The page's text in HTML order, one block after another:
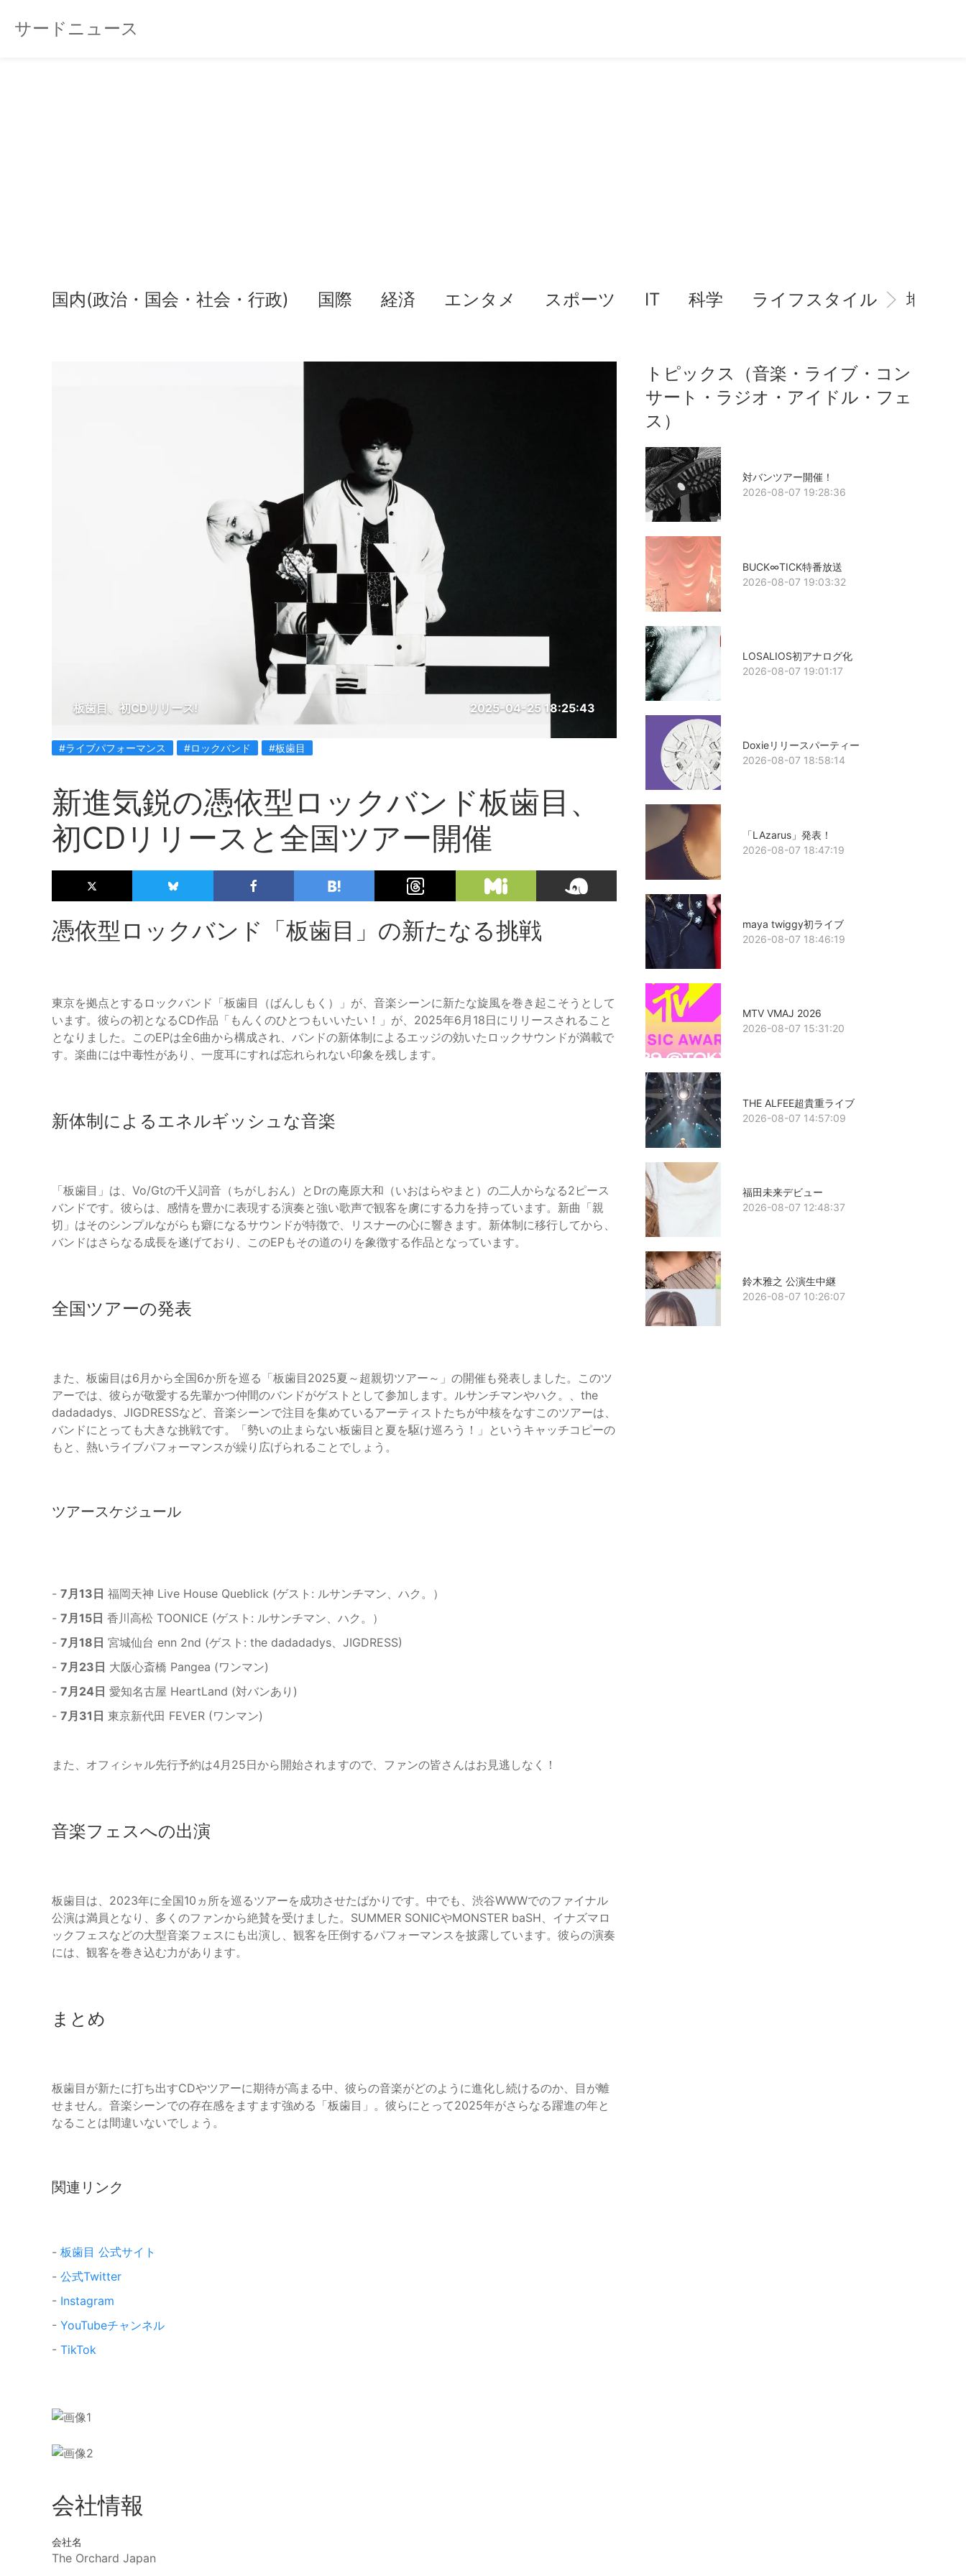
サードニュース
国内(政治・国会・社会・行政) 国際 経済 エンタメ スポーツ IT 科学 ライフスタイル 地域情
板歯目、初CDリリース! 2025-04-25 18:25:43
#ライブパフォーマンス #ロックバンド #板歯目
新進気鋭の憑依型ロックバンド板歯目、
初CDリリースと全国ツアー開催
憑依型ロックバンド「板歯目」の新たなる挑戦
東京を拠点とするロックバンド「板歯目（ばんしもく）」が、音楽シーンに新たな旋風を巻き起こそうとして
います。彼らの初となるCD作品「もんくのひとつもいいたい！」が、2025年6月18日にリリースされること
となりました。このEPは全6曲から構成され、バンドの新体制によるエッジの効いたロックサウンドが満載で
す。楽曲には中毒性があり、一度耳にすれば忘れられない印象を残します。
新体制によるエネルギッシュな音楽
「板歯目」は、Vo/Gtの千乂詞音（ちがしおん）とDrの庵原大和（いおはらやまと）の二人からなる2ピース
バンドです。彼らは、感情を豊かに表現する演奏と強い歌声で観客を虜にする力を持っています。新曲「親
切」はそのシンプルながらも癖になるサウンドが特徴で、リスナーの心に響きます。新体制に移行してから、
バンドはさらなる成長を遂げており、このEPもその道のりを象徴する作品となっています。
全国ツアーの発表
また、板歯目は6月から全国6か所を巡る「板歯目2025夏～超親切ツアー～」の開催も発表しました。このツ
アーでは、彼らが敬愛する先輩かつ仲間のバンドがゲストとして参加します。ルサンチマンやハク。、the
dadadadys、JIGDRESSなど、音楽シーンで注目を集めているアーティストたちが中核をなすこのツアーは、
バンドにとっても大きな挑戦です。「勢いの止まらない板歯目と夏を駆け巡ろう！」というキャッチコピーの
もと、熱いライブパフォーマンスが繰り広げられることでしょう。
ツアースケジュール
- 7月13日 福岡天神 Live House Queblick (ゲスト: ルサンチマン、ハク。）
- 7月15日 香川高松 TOONICE (ゲスト: ルサンチマン、ハク。）
- 7月18日 宮城仙台 enn 2nd (ゲスト: the dadadadys、JIGDRESS)
- 7月23日 大阪心斎橋 Pangea (ワンマン)
- 7月24日 愛知名古屋 HeartLand (対バンあり)
- 7月31日 東京新代田 FEVER (ワンマン)
また、オフィシャル先行予約は4月25日から開始されますので、ファンの皆さんはお見逃しなく！
音楽フェスへの出演
板歯目は、2023年に全国10ヵ所を巡るツアーを成功させたばかりです。中でも、渋谷WWWでのファイナル
公演は満員となり、多くのファンから絶賛を受けました。SUMMER SONICやMONSTER baSH、イナズマロ
ックフェスなどの大型音楽フェスにも出演し、観客を圧倒するパフォーマンスを披露しています。彼らの演奏
には、観客を巻き込む力があります。
まとめ
板歯目が新たに打ち出すCDやツアーに期待が高まる中、彼らの音楽がどのように進化し続けるのか、目が離
せません。音楽シーンでの存在感をますます強める「板歯目」。彼らにとって2025年がさらなる躍進の年と
なることは間違いないでしょう。
関連リンク
- 板歯目 公式サイト
- 公式Twitter
- Instagram
- YouTubeチャンネル
- TikTok
会社情報
会社名
The Orchard Japan
トピックス（音楽・ライブ・コン
サート・ラジオ・アイドル・フェ
ス）
対バンツアー開催！
2026-08-07 19:28:36
BUCK∞TICK特番放送
2026-08-07 19:03:32
LOSALIOS初アナログ化
2026-08-07 19:01:17
Doxieリリースパーティー
2026-08-07 18:58:14
「LAzarus」発表！
2026-08-07 18:47:19
maya twiggy初ライブ
2026-08-07 18:46:19
MTV VMAJ 2026
2026-08-07 15:31:20
THE ALFEE超貴重ライブ
2026-08-07 14:57:09
福田未来デビュー
2026-08-07 12:48:37
鈴木雅之 公演生中継
2026-08-07 10:26:07